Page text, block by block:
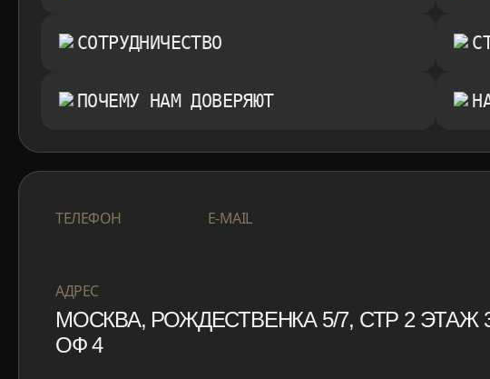
СОТРУДНИЧЕСТВО
ПОЧЕМУ НАМ ДОВЕРЯЮТ
ТЕЛЕФОН E-MAIL
АДРЕС
МОСКВА, РОЖДЕСТВЕНКА 5/7, СТР 2 ЭТАЖ
ОФ 4